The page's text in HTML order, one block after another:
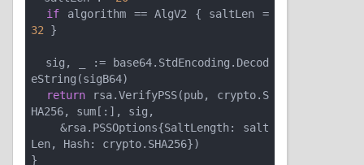
if
algorithm == AlgV2 { saltLen =
32 }
eString(sigB64)
return rsa.VerifyPSS(pub, crypto.S
HA256, sum[:], sig,
Len, Hash: crypto.SHA256})